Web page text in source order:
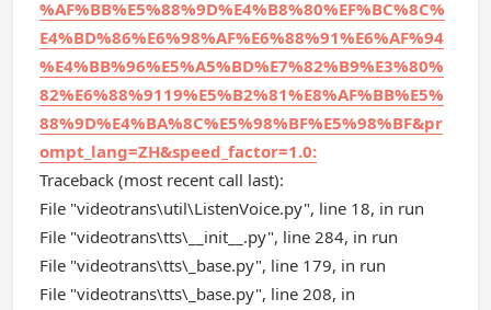
%AF%BB%E5%88%9D%E4%B8%80%EF%BC%8C%
E4%BD%86%E6%98%AF%E6%88%91%E6%AF%94
%E4%BB%96%E5%A5%BD%E7%82%B9%E3%80%
82%E6%88%9119%E5%B2%81%E8%AF%BB%E5%
88%9D%E4%BA%8C%E5%98%BF%E5%98%BF&pr
ompt_lang=ZH&speed_factor=1.0:
Traceback (most recent call last):
File "videotrans\util\ListenVoice.py", line 18, in run
File "videotrans\tts\__init__.py", line 284, in run
File "videotrans\tts\_base.py", line 179, in run
File "videotrans\tts\_base.py", line 208, in